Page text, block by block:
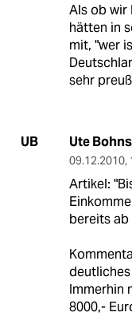
Als ob wir
hätten in
mit, "wer
sehr
UB Ute
09.12.2010,
Artikel:
bereits ab
Immerhin
8000,-